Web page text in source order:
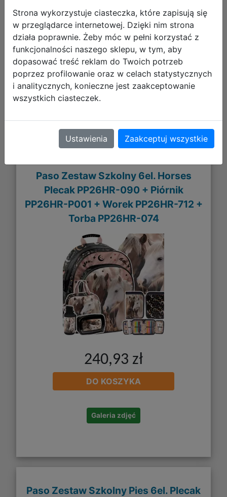
224,93 zł
DO KOSZYKA
Galeria zdjęć
Paso Zestaw Szkolny 6el. Horses
Plecak PP26HR-090 + Piórnik
PP26HR-P001 + Worek PP26HR-712 +
Torba PP26HR-074
240,93 zł
DO KOSZYKA
Galeria zdjęć
Paso Zestaw Szkolny Pies 6el. Plecak
Strona wykorzystuje ciasteczka, które zapisują się
w przeglądarce internetowej. Dzięki nim strona
działa poprawnie. Żeby móc w pełni korzystać z
funkcjonalności naszego sklepu, w tym, aby
dopasować treść reklam do Twoich potrzeb
poprzez profilowanie oraz w celach statystycznych
i analitycznych, konieczne jest zaakceptowanie
wszystkich ciasteczek.
Ustawienia Zaakceptuj wszystkie